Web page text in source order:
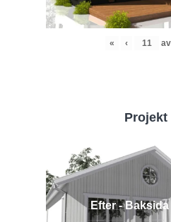
« ‹ av
Projekt
Efter -